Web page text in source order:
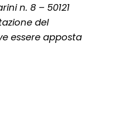
n. 8 – 50121
del
essere apposta